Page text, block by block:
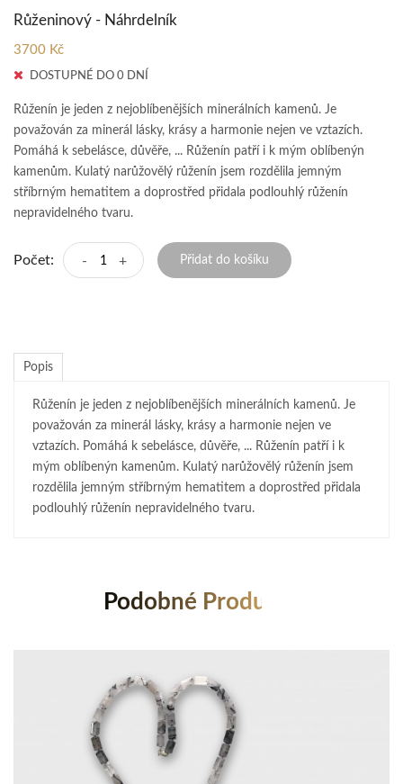
Růženinový - Náhrdelník
3700 Kč
DOSTUPNÉ DO 0 DNÍ
Růženín je jeden z nejoblíbenějších minerálních kamenů. Je
považován za minerál lásky, krásy a harmonie nejen ve vztazích.
Pomáhá k sebelásce, důvěře, ... Růženín patří i k mým oblíbenýn
kamenům. Kulatý narůžovělý růženín jsem rozdělila jemným
stříbrným hematitem a doprostřed přidala podlouhlý růženín
nepravidelného tvaru.
Počet: - + Přidat do košíku
Popis
Růženín je jeden z nejoblíbenějších minerálních kamenů. Je
považován za minerál lásky, krásy a harmonie nejen ve
vztazích. Pomáhá k sebelásce, důvěře, ... Růženín patří i k
mým oblíbenýn kamenům. Kulatý narůžovělý růženín jsem
rozdělila jemným stříbrným hematitem a doprostřed přidala
podlouhlý růženín nepravidelného tvaru.
Podobné Produkty